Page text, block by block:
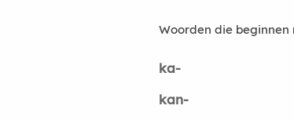
Woorden die beginnen
ka-
kan-